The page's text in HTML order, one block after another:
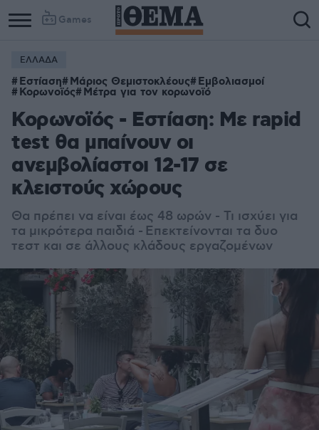
Games
ΕΛΛΑΔΑ
Εστίαση Μάριος Θεμιστοκλέους Εμβολιασμοί
Κορωνοϊός Μέτρα για τον κορωνοϊό
Κορωνοϊός - Εστίαση: Με rapid
test θα μπαίνουν οι
ανεμβολίαστοι 12-17 σε
κλειστούς χώρους
Θα πρέπει να είναι έως 48 ωρών - Τι ισχύει για
τα μικρότερα παιδιά - Επεκτείνονται τα δυο
τεστ και σε άλλους κλάδους εργαζομένων